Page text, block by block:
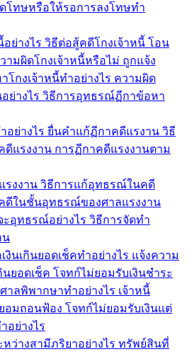
ทษหรือให้รอการลงโทษทำ
ย่างไร วิธีต่อสู้คดีโกงเจ้าหนี้ โอน
ามผิดโกงเจ้าหนี้หรือไม่ ถูกแจ้ง
โกงเจ้าหนี้ทำอย่างไร ความผิด
อย่างไร วิธีการอุทธรณ์ฏีกาข้อหา
อย่างไร ยื่นคำแก้ฏีกาคดีแรงาน วิธี
แรงงาน การฏีกาคดีแรงงานตาม
งงาน วิธีการแก้อุทธรณ์ในคดี
ดีในชั้นอุทธรณ์ของศาลแรงงาน
ะอุทธรณ์อย่างไร วิธีการจัดทำ
น
งินเกินยอดเช็คทำอย่างไร แจ้งความ
นยอดเช็ค โจทก์ไม่ยอมรับเงินชำระ
าลพิพากษาทำอย่างไร เจ้าหนี้
อมถอนฟ้อง โจทก์ไม่ยอมรับเงินแต่
อย่างไร
หว่างสามีภริยาอย่างไร ทรัพย์สินที่